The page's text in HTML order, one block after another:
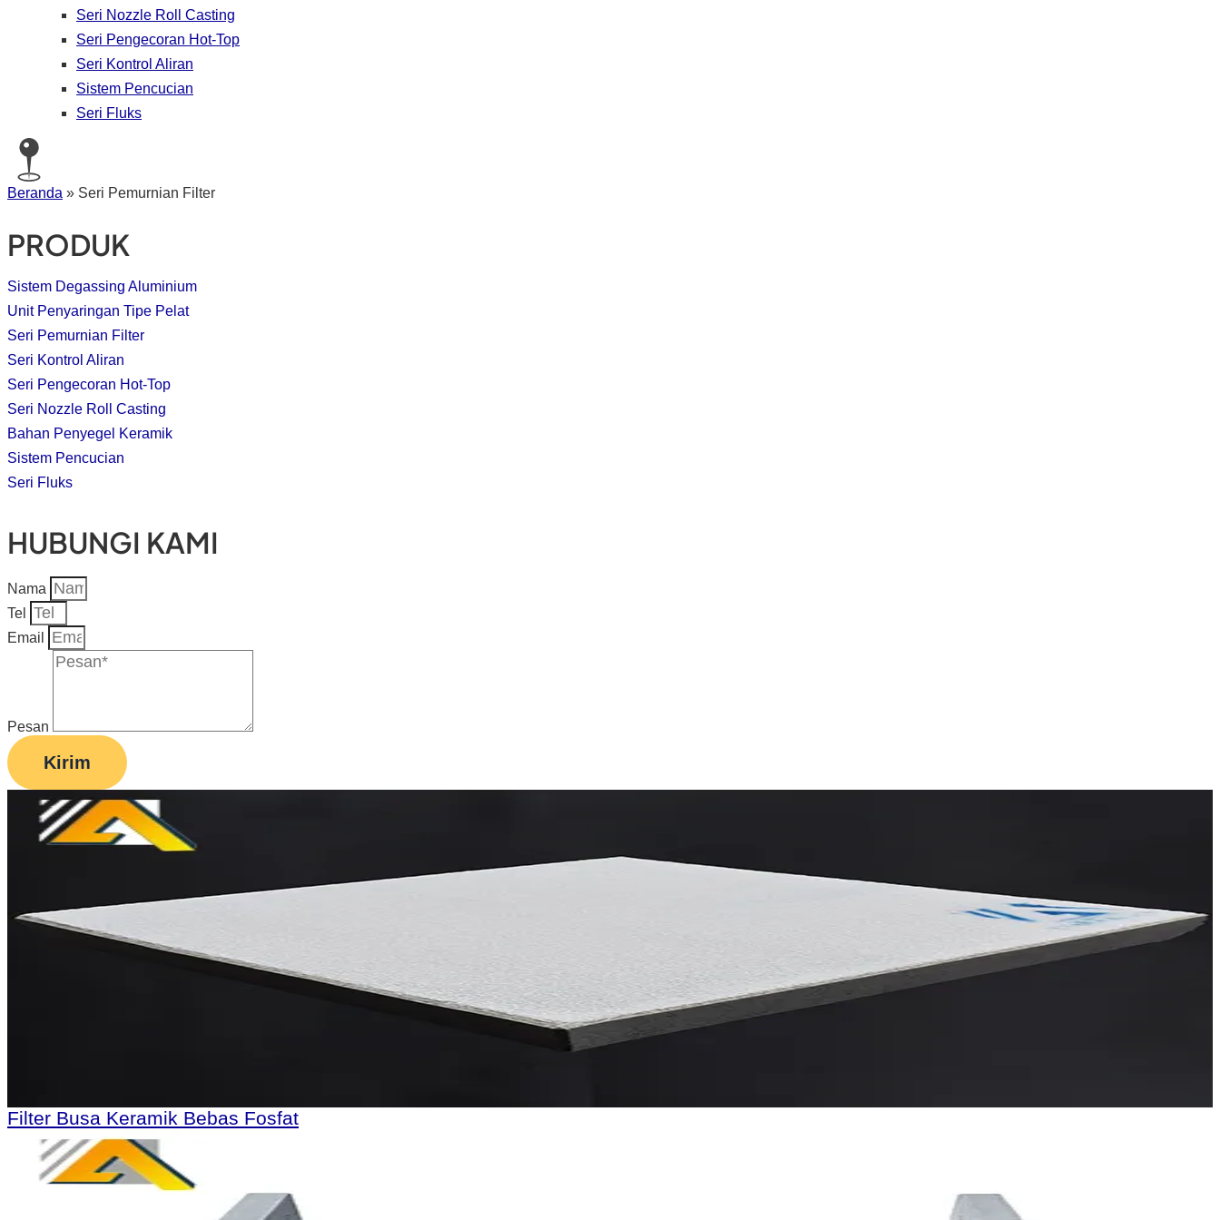
Seri Nozzle Roll Casting
Seri Pengecoran Hot-Top
Seri Kontrol Aliran
Sistem Pencucian
Seri Fluks
Beranda » Seri Pemurnian Filter
PRODUK
Sistem Degassing Aluminium
Unit Penyaringan Tipe Pelat
Seri Pemurnian Filter
Seri Kontrol Aliran
Seri Pengecoran Hot-Top
Seri Nozzle Roll Casting
Bahan Penyegel Keramik
Sistem Pencucian
Seri Fluks
HUBUNGI KAMI
Nama
Tel
Email
Pesan
Kirim
Filter Busa Keramik Bebas Fosfat